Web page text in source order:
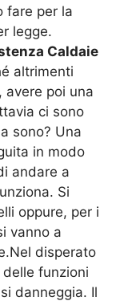
fare per la
legge.
Caldaie
altrimenti
avere poi una
ci sono
sono? Una
in modo
andare a
Si
oppure, per i
vanno a
disperato
funzioni
danneggia. Il